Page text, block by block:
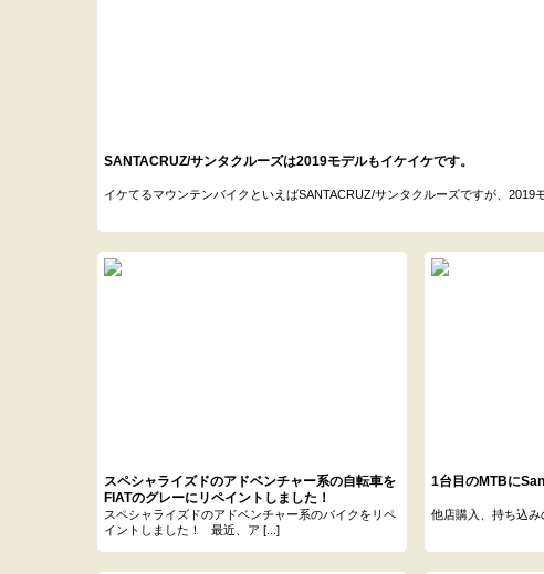
SANTACRUZ/サンタクルーズは2019モデルもイケイケです。
イケてるマウンテンバイクといえばSANTACRUZ/サンタクルーズですが、2019
スペシャライズドのアドベンチャー系の自転車を
FIATのグレーにリペイントしました！
スペシャライズドのアドベンチャー系のバイクをリペ
イントしました！ 最近、ア [...]
1台目のMTBに
他店購入、持ち込